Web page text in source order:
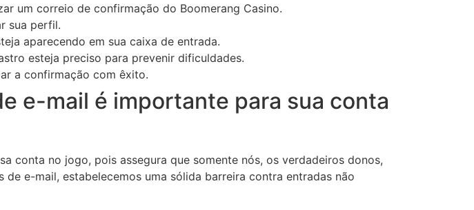
um correio de confirmação do Boomerang Casino.
sua perfil.
aparecendo em sua caixa de entrada.
esteja preciso para prevenir dificuldades.
a confirmação com êxito.
e-mail é importante para sua conta
conta no jogo, pois assegura que somente nós, os verdadeiros donos,
e-mail, estabelecemos uma sólida barreira contra entradas não